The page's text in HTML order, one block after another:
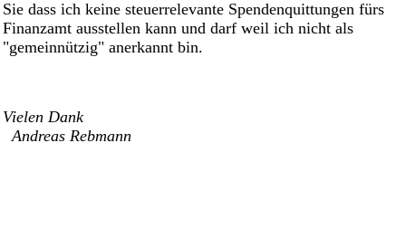
Sie dass ich keine steuerrelevante Spendenquittungen fürs
Finanzamt ausstellen kann und darf weil ich nicht als
"gemeinnützig" anerkannt bin.
Vielen Dank
Andreas Rebmann